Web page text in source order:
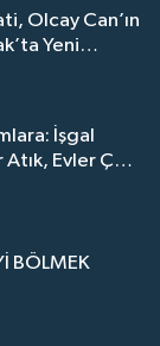
Olcay Can’ın
Yeni
İşgal
Evler Çöp
BÖLMEK